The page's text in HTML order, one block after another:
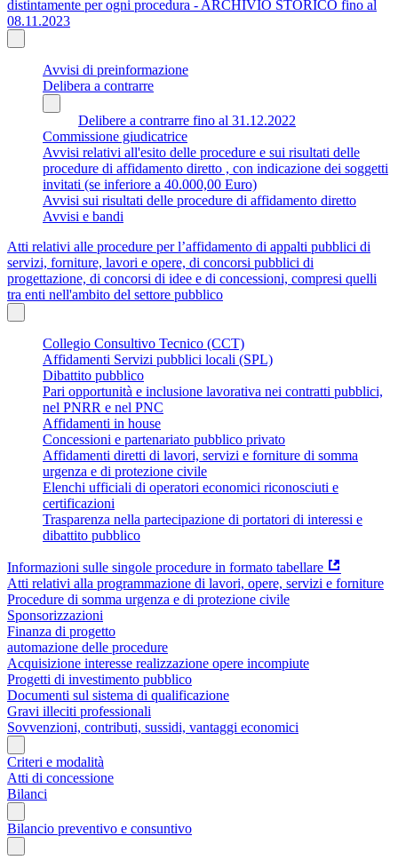
distintamente per ogni procedura - ARCHIVIO STORICO fino al
08.11.2023
Avvisi di preinformazione
Delibera a contrarre
Delibere a contrarre fino al 31.12.2022
Commissione giudicatrice
Avvisi relativi all'esito delle procedure e sui risultati delle
procedure di affidamento diretto , con indicazione dei soggetti
invitati (se inferiore a 40.000,00 Euro)
Avvisi sui risultati delle procedure di affidamento diretto
Avvisi e bandi
Atti relativi alle procedure per l’affidamento di appalti pubblici di
servizi, forniture, lavori e opere, di concorsi pubblici di
progettazione, di concorsi di idee e di concessioni, compresi quelli
tra enti nell'ambito del settore pubblico
Collegio Consultivo Tecnico (CCT)
Affidamenti Servizi pubblici locali (SPL)
Dibattito pubblico
Pari opportunità e inclusione lavorativa nei contratti pubblici,
nel PNRR e nel PNC
Affidamenti in house
Concessioni e partenariato pubblico privato
Affidamenti diretti di lavori, servizi e forniture di somma
urgenza e di protezione civile
Elenchi ufficiali di operatori economici riconosciuti e
certificazioni
Trasparenza nella partecipazione di portatori di interessi e
dibattito pubblico
Informazioni sulle singole procedure in formato tabellare
Atti relativi alla programmazione di lavori, opere, servizi e forniture
Procedure di somma urgenza e di protezione civile
Sponsorizzazioni
Finanza di progetto
automazione delle procedure
Acquisizione interesse realizzazione opere incompiute
Progetti di investimento pubblico
Documenti sul sistema di qualificazione
Gravi illeciti professionali
Sovvenzioni, contributi, sussidi, vantaggi economici
Criteri e modalità
Atti di concessione
Bilanci
Bilancio preventivo e consuntivo